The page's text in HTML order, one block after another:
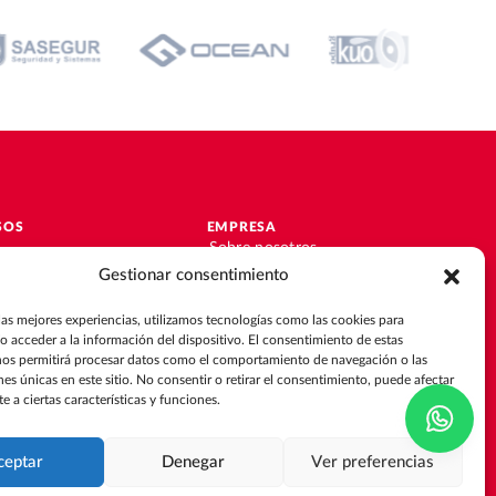
Gestionar consentimiento
mejores experiencias, utilizamos tecnologías como las cookies para
acceder a la información del dispositivo. El consentimiento de estas
permitirá procesar datos como el comportamiento de navegación o las
únicas en este sitio. No consentir o retirar el consentimiento, puede afectar
a ciertas características y funciones.
Denegar Ver preferencias
éxito
EMPRESA
Sobre nosotros
Únete al equipo
de datos